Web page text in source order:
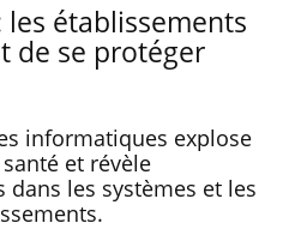
établissements
de se protéger
informatiques explose
et révèle
dans les systèmes et les